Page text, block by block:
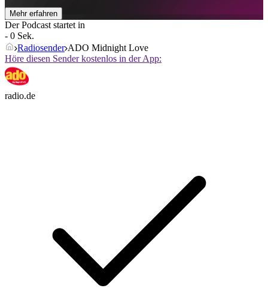
Mehr erfahren
Der Podcast startet in
- 0 Sek.
Radiosender ADO Midnight Love
Höre diesen Sender kostenlos in der App:
radio.de